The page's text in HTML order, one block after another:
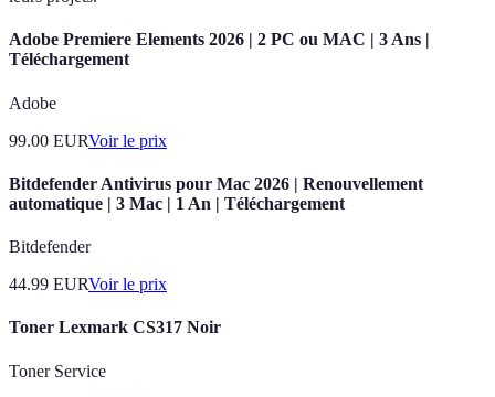
Adobe Premiere Elements 2026 | 2 PC ou MAC | 3 Ans |
Téléchargement
Adobe
99.00 EURVoir le prix
Bitdefender Antivirus pour Mac 2026 | Renouvellement
automatique | 3 Mac | 1 An | Téléchargement
Bitdefender
44.99 EURVoir le prix
Toner Lexmark CS317 Noir
Toner Service